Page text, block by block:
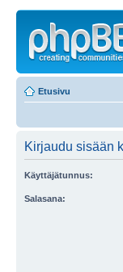
Etusivu
Kirjaudu sisään
Käyttäjätunnus:
Salasana: